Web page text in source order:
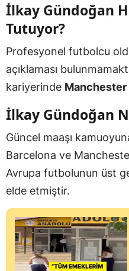
İlkay Gündoğan
Tutuyor?
Profesyonel futbolcu
açıklaması
kariyerinde
İlkay Gündoğan
Güncel maaşı
Barcelona ve
Avrupa futbolunun üst
elde etmiştir.